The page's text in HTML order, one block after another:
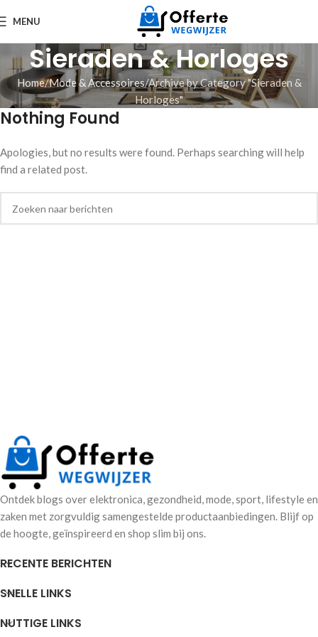
MENU
Sieraden & Horloges
Home Mode & Accessoires Archive by Category "Sieraden &
Horloges"
Nothing Found
Apologies, but no results were found. Perhaps searching will help
find a related post.
Ontdek blogs over elektronica, gezondheid, mode, sport, lifestyle en
zaken met zorgvuldig samengestelde productaanbiedingen. Blijf op
de hoogte, geïnspireerd en shop slim bij ons.
RECENTE BERICHTEN
SNELLE LINKS
NUTTIGE LINKS